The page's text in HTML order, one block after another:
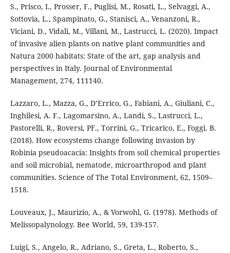
S., Prisco, I., Prosser, F., Puglisi, M., Rosati, L., Selvaggi, A.,
Sottovia, L., Spampinato, G., Stanisci, A., Venanzoni, R.,
Viciani, D., Vidali, M., Villani, M., Lastrucci, L. (2020). Impact
of invasive alien plants on native plant communities and
Natura 2000 habitats: State of the art, gap analysis and
perspectives in Italy. Journal of Environmental
Management, 274, 111140.
Lazzaro, L., Mazza, G., D’Errico, G., Fabiani, A., Giuliani, C.,
Inghilesi, A. F., Lagomarsino, A., Landi, S., Lastrucci, L.,
Pastorelli, R., Roversi, PF., Torrini, G., Tricarico, E., Foggi. B.
(2018). How ecosystems change following invasion by
Robinia pseudoacacia: Insights from soil chemical properties
and soil microbial, nematode, microarthropod and plant
communities. Science of The Total Environment, 62, 1509–
1518.
Louveaux, J., Maurizio, A., & Vorwohl, G. (1978). Methods of
Melissopalynology. Bee World, 59, 139-157.
Luigi, S., Angelo, R., Adriano, S., Greta, L., Roberto, S.,